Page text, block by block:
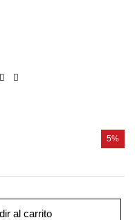
5%
al carrito